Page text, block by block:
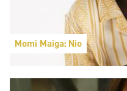
Momi Maiga: Nio